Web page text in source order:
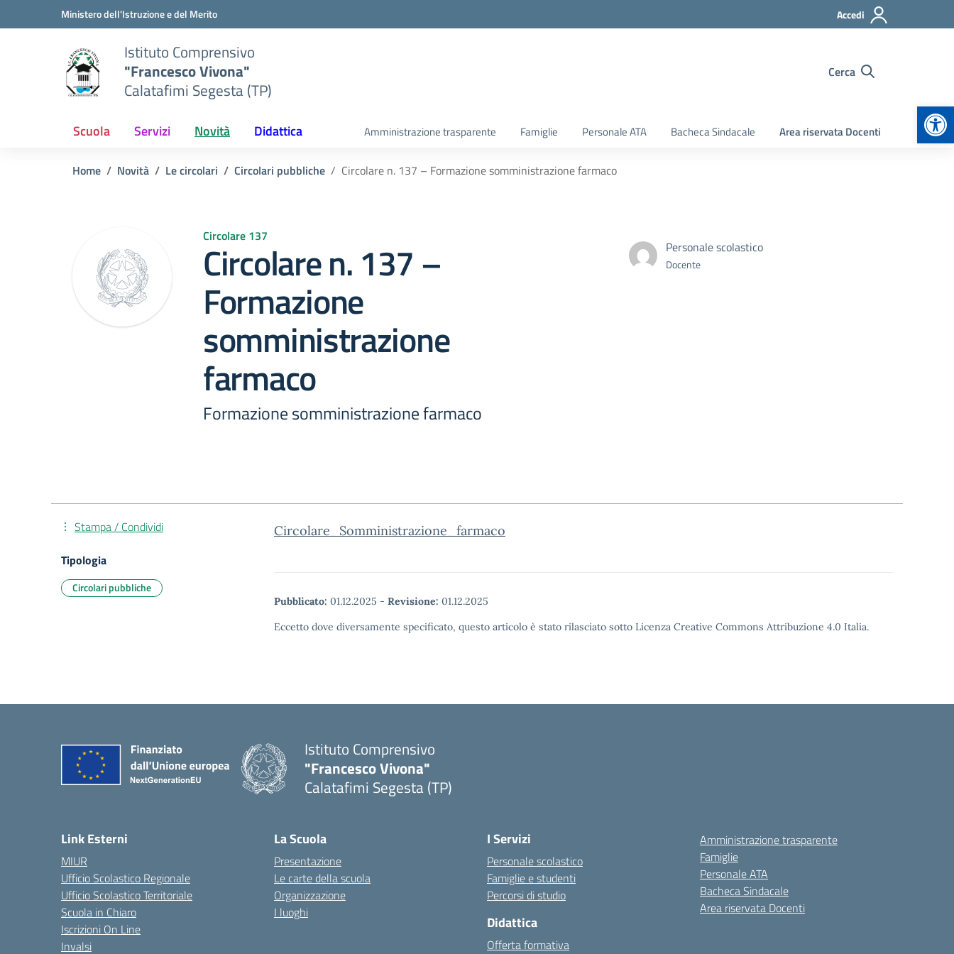
Vai ai contenuti
Vai al menu di navigazioneMinistero dell'Istruzione e del Merito Accedi
Istituto Comprensivo
"Francesco Vivona"
Calatafimi Segesta (TP)
Cerca
Scuola Servizi Novità Didattica Amministrazione trasparente Famiglie Personale ATA Bacheca Sindacale Area riservata Docenti
Home Novità Le circolari Circolari pubbliche Circolare n. 137 – Formazione somministrazione farmaco
Circolare 137
Circolare n. 137 –
Formazione
somministrazione
farmaco
Formazione somministrazione farmaco
Personale scolastico
Docente
Circolare_Somministrazione_farmaco
Pubblicato: 01.12.2025 - Revisione: 01.12.2025
Eccetto dove diversamente specificato, questo articolo è stato rilasciato sotto Licenza Creative Commons Attribuzione 4.0 Italia.
Stampa / Condividi
Tipologia
Circolari pubbliche
Istituto Comprensivo
"Francesco Vivona"
Calatafimi Segesta (TP)
Link Esterni
MIUR
Ufficio Scolastico Regionale
Ufficio Scolastico Territoriale
Scuola in Chiaro
Iscrizioni On Line
Invalsi
La Scuola
Presentazione
Le carte della scuola
Organizzazione
I luoghi
I Servizi
Personale scolastico
Famiglie e studenti
Percorsi di studio
Didattica
Offerta formativa
Amministrazione trasparente
Famiglie
Personale ATA
Bacheca Sindacale
Area riservata Docenti